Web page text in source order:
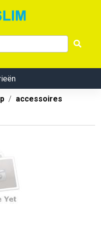
accessoires